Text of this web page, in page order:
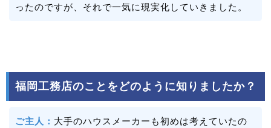
ったのですが、それで一気に現実化していきました。
福岡工務店のことをどのように知りましたか？
ご主人： 大手のハウスメーカーも初めは考えていたの